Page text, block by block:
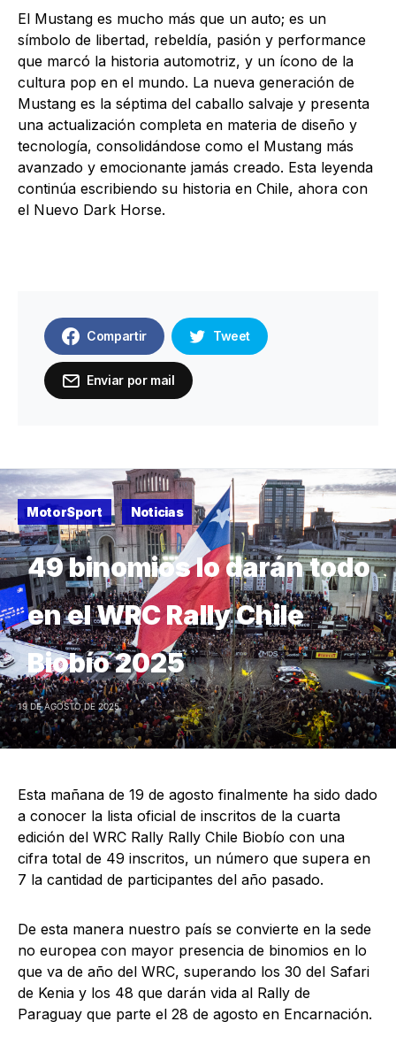
El Mustang es mucho más que un auto; es un
símbolo de libertad, rebeldía, pasión y performance
que marcó la historia automotriz, y un ícono de la
cultura pop en el mundo. La nueva generación de
Mustang es la séptima del caballo salvaje y presenta
una actualización completa en materia de diseño y
tecnología, consolidándose como el Mustang más
avanzado y emocionante jamás creado. Esta leyenda
continúa escribiendo su historia en Chile, ahora con
el Nuevo Dark Horse.
Compartir Tweet
Enviar por mail
MotorSport Noticias
49 binomios lo darán todo
en el WRC Rally Chile
Biobío 2025
19 DE AGOSTO DE 2025
Esta mañana de 19 de agosto finalmente ha sido dado
a conocer la lista oficial de inscritos de la cuarta
edición del WRC Rally Rally Chile Biobío con una
cifra total de 49 inscritos, un número que supera en
7 la cantidad de participantes del año pasado.
De esta manera nuestro país se convierte en la sede
no europea con mayor presencia de binomios en lo
que va de año del WRC, superando los 30 del Safari
de Kenia y los 48 que darán vida al Rally de
Paraguay que parte el 28 de agosto en Encarnación.